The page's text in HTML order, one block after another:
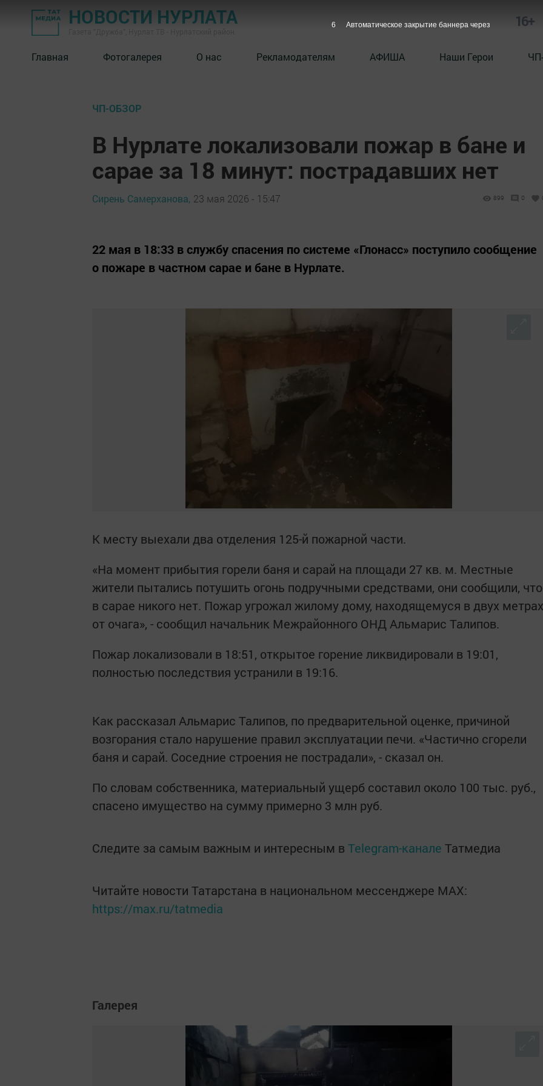
НОВОСТИ НУРЛАТА 16+
Главная Фотогалерея О нас Рекламодателям АФИША Наши Герои
ЧП-ОБЗОР
В Нурлате локализовали пожар в бане и
сарае за 18 минут: пострадавших нет
Сирень Самерханова, 23 мая 2026 - 15:47 899 0
22 мая в 18:33 в службу спасения по системе «Глонасс» поступило сообщение
о пожаре в частном сарае и бане в Нурлате.
К месту выехали два отделения 125-й пожарной части.
«На момент прибытия горели баня и сарай на площади 27 кв. м. Местные
жители пытались потушить огонь подручными средствами, они сообщили, что
в сарае никого нет. Пожар угрожал жилому дому, находящемуся в двух метрах
от очага», - сообщил начальник Межрайонного ОНД Альмарис Талипов.
Пожар локализовали в 18:51, открытое горение ликвидировали в 19:01,
полностью последствия устранили в 19:16.
Как рассказал Альмарис Талипов, по предварительной оценке, причиной
возгорания стало нарушение правил эксплуатации печи. «Частично сгорели
баня и сарай. Соседние строения не пострадали», - сказал он.
По словам собственника, материальный ущерб составил около 100 тыс. руб.,
спасено имущество на сумму примерно 3 млн руб.
Следите за самым важным и интересным в Telegram-канале Татмедиа
Читайте новости Татарстана в национальном мессенджере MАХ:
https://max.ru/tatmedia
Галерея
5 Автоматическое закрытие баннера через